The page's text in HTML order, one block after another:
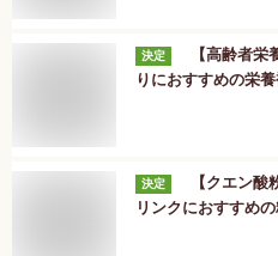
決定
【高齢者
りにおすすめの栄
決定
【クエン
リンクにおすすめ